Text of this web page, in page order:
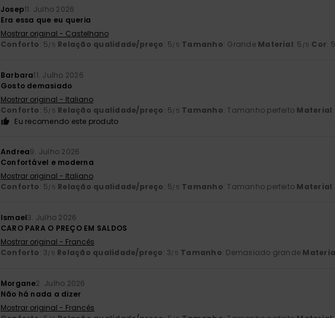
Josep11. Julho 2026
Era essa que eu queria
Mostrar original - Castelhano
Conforto: 5/5 Relação qualidade/preço: 5/5 Tamanho: Grande Material: 5 /5 Cor: 5
Barbara11. Julho 2026
Gosto demasiado
Mostrar original - Italiano
Conforto: 5/5 Relação qualidade/preço: 5/5 Tamanho: Tamanho perfeito Material
Eu recomendo este produto
Andrea9. Julho 2026
Confortável e moderna
Mostrar original - Italiano
Conforto: 5/5 Relação qualidade/preço: 5/5 Tamanho: Tamanho perfeito Material
Ismael3. Julho 2026
CARO PARA O PREÇO EM SALDOS
Mostrar original - Francês
Conforto: 3/5 Relação qualidade/preço: 3/5 Tamanho: Demasiado grande
Morgane2. Julho 2026
Não há nada a dizer
Mostrar original - Francês